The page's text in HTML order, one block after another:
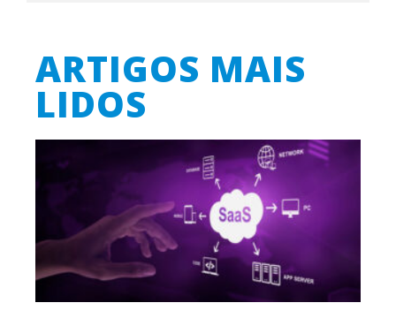
ARTIGOS MAIS
LIDOS